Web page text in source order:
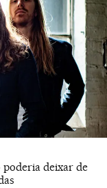
deixar de